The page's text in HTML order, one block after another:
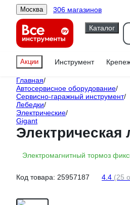
Москва 306 магазинов
Каталог
Акции Инструмент
Главная/
Автосервисное оборудование/
Сервисно-гаражный инструмент/
Лебедки/
Электрические/
Gigant
Электрическая
Электромагнитный тормоз
Код товара: 25957187 4.4 (25